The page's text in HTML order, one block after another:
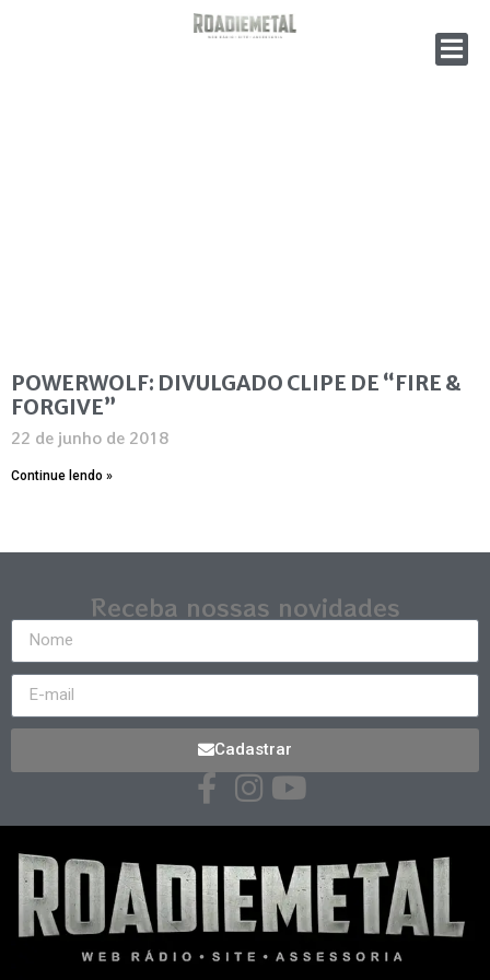
POWERWOLF: DIVULGADO CLIPE DE “FIRE &
FORGIVE”
22 de junho de 2018
Continue lendo »
Receba nossas novidades
Cadastrar